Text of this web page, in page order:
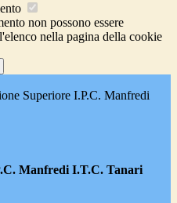
non possono essere
nella pagina della cookie
Superiore I.P.C. Manfredi
Manfredi I.T.C. Tanari